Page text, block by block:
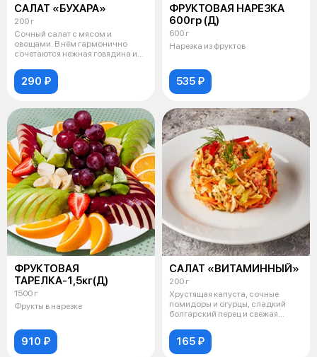
САЛАТ «БУХАРА»
200 г
Сочный салат с мясом и
овощами. В нём гармонично
сочетаются нежная говядина и
290 ₽
ФРУКТОВАЯ НАРЕЗКА
600гр (Д)
600 г
Нарезка из фруктов
535 ₽
ФРУКТОВАЯ
ТАРЕЛКА-1,5кг(Д)
1500 г
Фрукты в нарезке
910 ₽
САЛАТ «ВИТАМИННЫЙ»
200 г
Хрустящая капуста, сочные
помидоры и огурцы, сладкий
болгарский перец и свежая
165 ₽